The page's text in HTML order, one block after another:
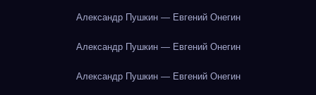
Александр Пушкин — Евгений Онегин
Александр Пушкин — Евгений Онегин
Александр Пушкин — Евгений Онегин